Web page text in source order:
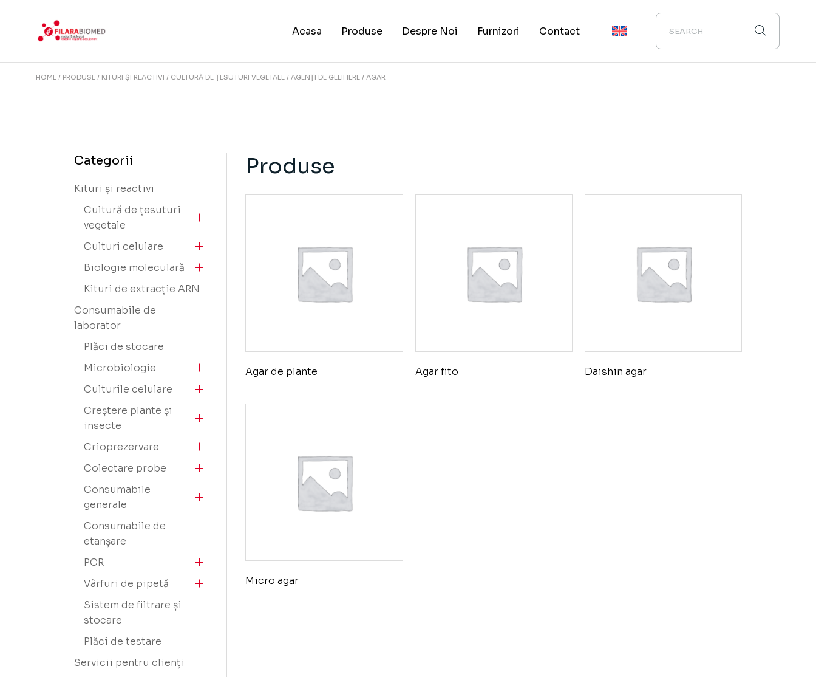
Acasa Produse Despre Noi Furnizori Contact
HOME PRODUSE KITURI ȘI REACTIVI CULTURĂ DE ȚESUTURI VEGETALE AGENȚI DE GELIFIERE AGAR
Produse
Agar de plante Agar fito Daishin agar
Micro agar
Categorii
Kituri și reactivi
Cultură de țesuturi
vegetale
Culturi celulare
Biologie moleculară
Kituri de extracție ARN
Consumabile de
laborator
Plăci de stocare
Microbiologie
Culturile celulare
Creștere plante și
insecte
Crioprezervare
Colectare probe
Consumabile
generale
Consumabile de
etanșare
PCR
Vârfuri de pipetă
Sistem de filtrare și
stocare
Plăci de testare
Servicii pentru clienți